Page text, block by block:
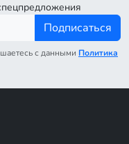
Подписаться
с данными Политика